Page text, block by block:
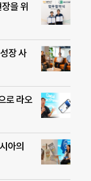
을 위
장 사
로 라오
아의